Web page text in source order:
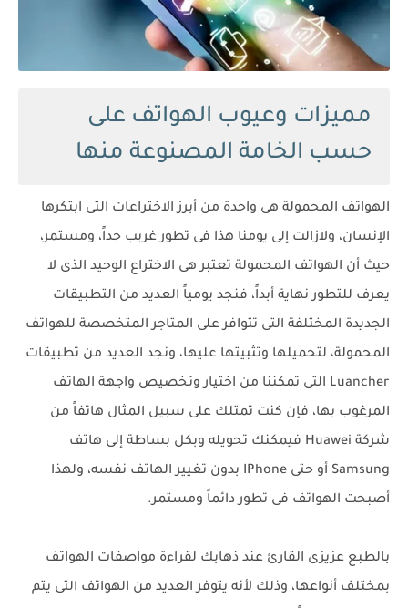
مميزات وعيوب الهواتف على
حسب الخامة المصنوعة منها
الهواتف المحمولة هى واحدة من أبرز الاختراعات التى ابتكرها
الإنسان، ولازالت إلى يومنا هذا فى تطور غريب جداً، ومستمر،
حيث أن الهواتف المحمولة تعتبر هى الاختراع الوحيد الذى لا
يعرف للتطور نهاية أبداً، فنجد يومياً العديد من التطبيقات
الجديدة المختلفة التى تتوافر على المتاجر المتخصصة للهواتف
المحمولة، لتحميلها وتثبيتها عليها، ونجد العديد من تطبيقات
Luancher التى تمكننا من اختيار وتخصيص واجهة الهاتف
المرغوب بها، فإن كنت تمتلك على سبيل المثال هاتفاً من
شركة Huawei فيمكنك تحويله وبكل بساطة إلى هاتف
Samsung أو حتى IPhone بدون تغيير الهاتف نفسه، ولهذا
أصبحت الهواتف فى تطور دائماً ومستمر.
بالطبع عزيزى القارئ عند ذهابك لقراءة مواصفات الهواتف
بمختلف أنواعها، وذلك لأنه يتوفر العديد من الهواتف التى يتم